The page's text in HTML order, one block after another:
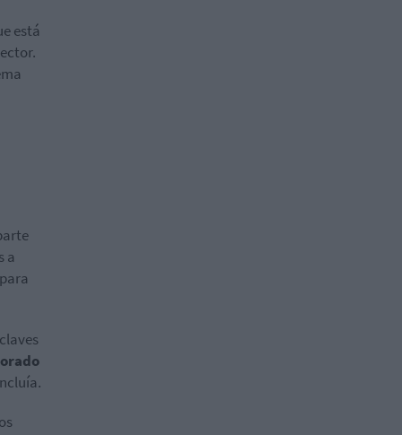
está
a
para